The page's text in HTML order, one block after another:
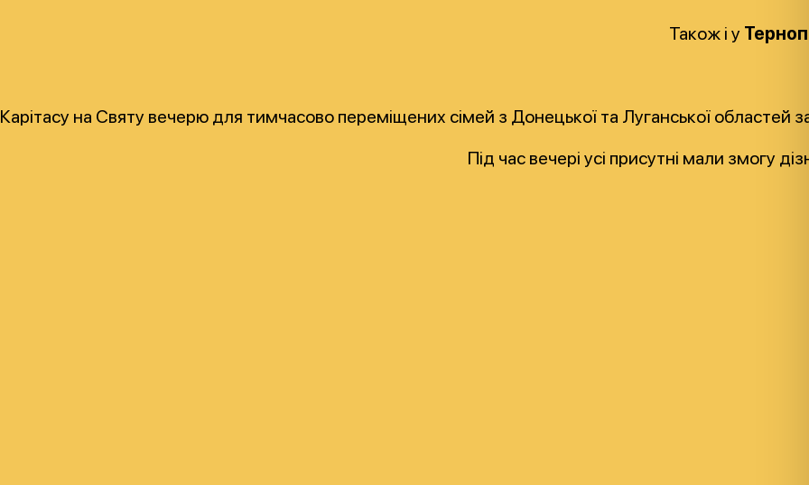
Також і у
на Святу вечерю для тимчасово переміщених сімей з Донецької та Луганської областей
Під час вечері усі присутні мали змогу